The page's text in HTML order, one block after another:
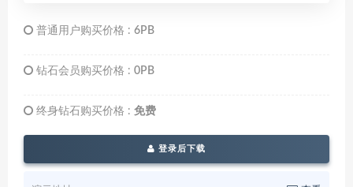
普通用户购买价格 : 6PB
钻石会员购买价格 : 0PB
终身钻石购买价格 : 免费
登录后下载